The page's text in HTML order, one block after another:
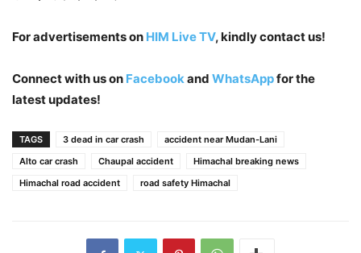
For advertisements on HIM Live TV, kindly contact us!
Connect with us on Facebookand WhatsAppfor the
latest updates!
TAGS 3 dead in car crash
accident near Mudan-Lani
Alto car crash
Chaupal accident
Himachal breaking news
Himachal road accident
road safety Himachal